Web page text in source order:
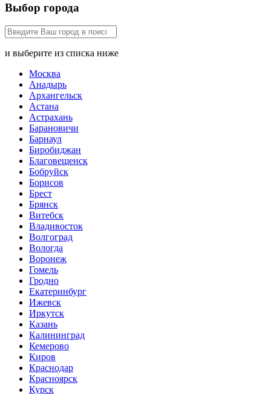
Выбор города
и выберите из списка ниже
Москва
Анадырь
Архангельск
Астана
Астрахань
Барановичи
Барнаул
Биробиджан
Благовещенск
Бобруйск
Борисов
Брест
Брянск
Витебск
Владивосток
Волгоград
Вологда
Воронеж
Гомель
Гродно
Екатеринбург
Ижевск
Иркутск
Казань
Калининград
Кемерово
Киров
Краснодар
Красноярск
Курск